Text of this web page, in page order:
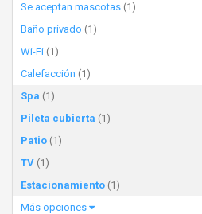
Se aceptan mascotas (1)
Baño privado (1)
Wi-Fi (1)
Calefacción (1)
Spa (1)
Pileta cubierta (1)
Patio (1)
TV (1)
Estacionamiento (1)
Más opciones